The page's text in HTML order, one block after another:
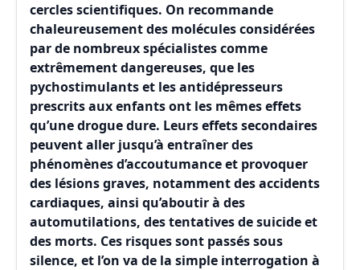
cercles scientifiques. On recommande
chaleureusement des molécules considérées
par de nombreux spécialistes comme
extrêmement dangereuses, que les
pychostimulants et les antidépresseurs
prescrits aux enfants ont les mêmes effets
qu’une drogue dure. Leurs effets secondaires
peuvent aller jusqu’à entraîner des
phénomènes d’accoutumance et provoquer
des lésions graves, notamment des accidents
cardiaques, ainsi qu’aboutir à des
automutilations, des tentatives de suicide et
des morts. Ces risques sont passés sous
silence, et l’on va de la simple interrogation à